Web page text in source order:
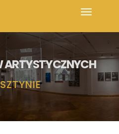
ARTYSTYCZNYCH